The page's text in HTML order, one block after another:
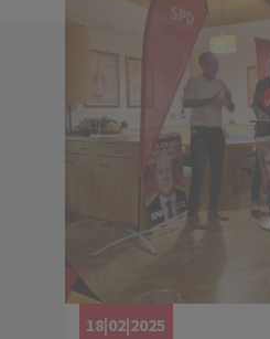
18|02|2025